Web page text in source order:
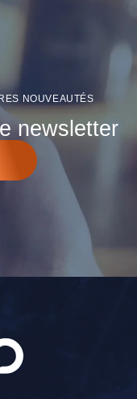
NOUVEAUTÉS
newsletter